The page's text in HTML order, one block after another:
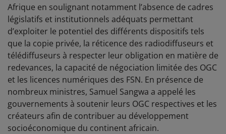
Afrique en soulignant notamment l’absence de cadres
législatifs et institutionnels adéquats permettant
d’exploiter le potentiel des différents dispositifs tels
que la copie privée, la réticence des radiodiffuseurs et
télédiffuseurs à respecter leur obligation en matière de
redevances, la capacité de négociation limitée des OGC
et les licences numériques des FSN. En présence de
nombreux ministres, Samuel Sangwa a appelé les
gouvernements à soutenir leurs OGC respectives et les
créateurs afin de contribuer au développement
socioéconomique du continent africain.